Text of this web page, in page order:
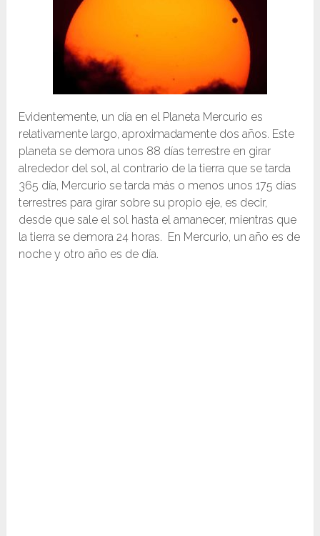
Evidentemente, un día en el Planeta Mercurio es
relativamente largo, aproximadamente dos años. Este
planeta se demora unos 88 días terrestre en girar
alrededor del sol, al contrario de la tierra que se tarda
365 día, Mercurio se tarda más o menos unos 175 días
terrestres para girar sobre su propio eje, es decir,
desde que sale el sol hasta el amanecer, mientras que
la tierra se demora 24 horas. En Mercurio, un año es de
noche y otro año es de día.